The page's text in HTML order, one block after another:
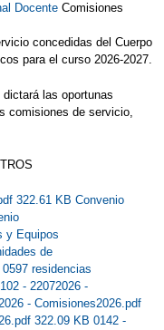
Docente Comisiones
concedidas del Cuerpo
para el curso 2026-2027.
las oportunas
comisiones de servicio,
322.61 KB Convenio
y Equipos
de
0597 residencias
- 22072026 -
- Comisiones2026.pdf
322.09 KB 0142 -